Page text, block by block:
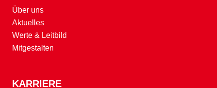
Über uns
Aktuelles
Werte & Leitbild
Mitgestalten
KARRIERE